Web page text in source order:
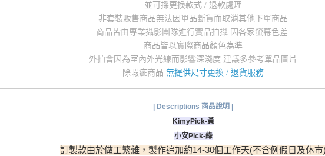
並可採更換款式 / 退款處理
非套裝販售商品無法因單品斷貨而取消其他下單商品
商品皆由專業攝影團隊進行實品拍攝 因各家螢幕色差
商品皆以實際商品顏色為準
外拍會因為室內外光線而影響深淺度 建議多參考單品圖片
除瑕疵商品 無提供尺寸更換 / 退貨服務
| Descriptions 商品說明 |
KimyPick-黃
小安Pick-綠
訂製款由於做工繁雜，製作追加約14-30個工作天(不含例假日及休市